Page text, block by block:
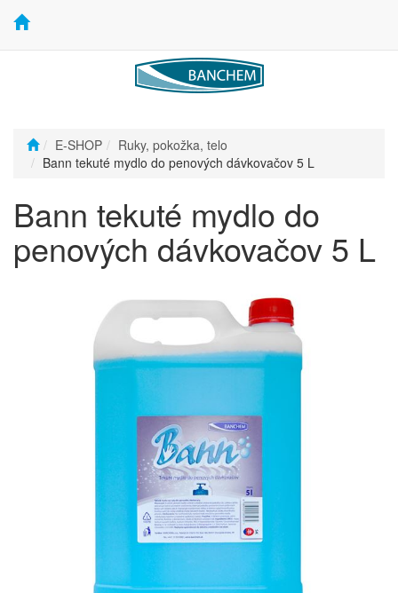
E-SHOP
Ruky, pokožka, telo
Bann tekuté mydlo do penových dávkovačov 5 L
Bann tekuté mydlo do
penových dávkovačov 5 L